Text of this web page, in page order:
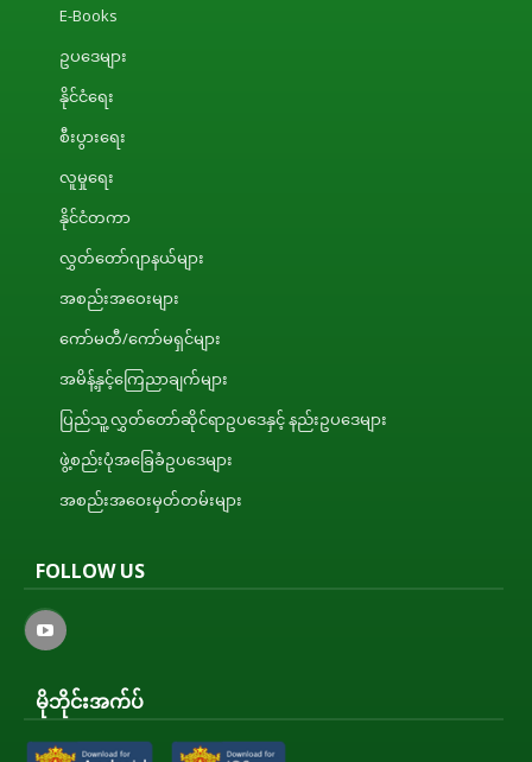
E-Books
ဥပဒေများ
နိုင်ငံရေး
စီးပွားရေး
လူမှုရေး
နိုင်ငံတကာ
လွှတ်တော်ဂျာနယ်များ
အစည်းအဝေးများ
ကော်မတီ/ကော်မရှင်များ
အမိန့်နှင့်ကြေညာချက်များ
ပြည်သူ့လွှတ်တော်ဆိုင်ရာဥပဒေနှင့် နည်းဥပဒေများ
ဖွဲ့စည်းပုံအခြေခံဥပဒေများ
အစည်းအဝေးမှတ်တမ်းများ
FOLLOW US
မိုဘိုင်းအက်ပ်